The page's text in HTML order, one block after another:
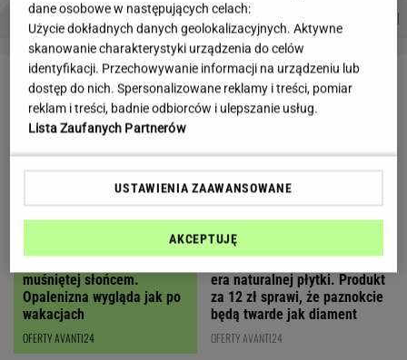
PROBLEMY POLSKICH SIATKARZY ZNAK Z '30'
LETNIE OKAZJE
Ten olejek daje efekt skóry
muśniętej słońcem.
Opalenizna wygląda jak po
wakacjach
OFERTY AVANTI24
Koniec z hybrydami, nadchodzi
era naturalnej płytki. Produkt
za 12 zł sprawi, że paznokcie
będą twarde jak diament
OFERTY AVANTI24
dane osobowe w następujących celach:
Użycie dokładnych danych geolokalizacyjnych. Aktywne
skanowanie charakterystyki urządzenia do celów
identyfikacji. Przechowywanie informacji na urządzeniu lub
dostęp do nich. Spersonalizowane reklamy i treści, pomiar
reklam i treści, badnie odbiorców i ulepszanie usług.
Lista Zaufanych Partnerów
USTAWIENIA ZAAWANSOWANE
AKCEPTUJĘ